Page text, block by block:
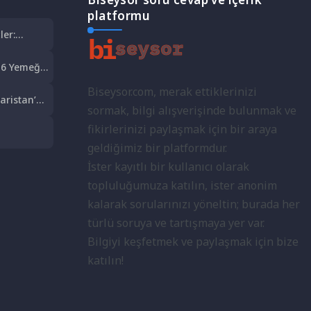
Yemeği:
Şöleni
platformu
Biseysor.com, merak ettiklerinizi
sormak, bilgi alışverişinde bulunmak ve
fikirlerinizi paylaşmak için bir araya
geldiğimiz bir platformdur.
İster kayıtlı bir kullanıcı olarak
topluluğumuza katılın, ister anonim
kalarak sorularınızı yöneltin; burada her
türlü soruya ve tartışmaya yer var.
Bilgiyi keşfetmek ve paylaşmak için bize
katılın!